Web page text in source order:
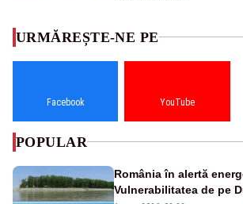
URMĂREȘTE-NE PE
Facebook YouTube
POPULAR
România în alertă
Vulnerabilitatea de pe